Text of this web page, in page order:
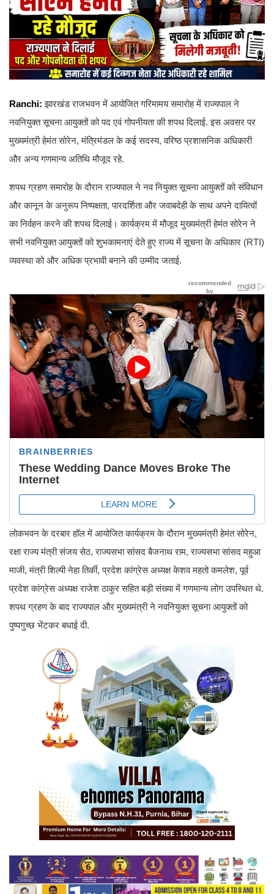
Ranchi: झारखंड राजभवन में आयोजित गरिमामय समारोह में राज्यपाल ने
नवनियुक्त सूचना आयुक्तों को पद एवं गोपनीयता की शपथ दिलाई. इस अवसर पर
मुख्यमंत्री हेमंत सोरेन, मंत्रिमंडल के कई सदस्य, वरिष्ठ प्रशासनिक अधिकारी
और अन्य गणमान्य अतिथि मौजूद रहे.
शपथ ग्रहण समारोह के दौरान राज्यपाल ने नव नियुक्त सूचना आयुक्तों को संविधान
और कानून के अनुरूप निष्पक्षता, पारदर्शिता और जवाबदेही के साथ अपने दायित्वों
का निर्वहन करने की शपथ दिलाई। कार्यक्रम में मौजूद मुख्यमंत्री हेमंत सोरेन ने
सभी नवनियुक्त आयुक्तों को शुभकामनाएं देते हुए राज्य में सूचना के अधिकार (RTI)
व्यवस्था को और अधिक प्रभावी बनाने की उम्मीद जताई.
लोकभवन के दरबार हॉल में आयोजित कार्यक्रम के दौरान मुख्यमंत्री हेमंत सोरेन,
रक्षा राज्य मंत्री संजय सेठ, राज्यसभा सांसद बैजनाथ राम, राज्यसभा सांसद महुआ
माजी, मंत्री शिल्पी नेहा तिर्की, प्रदेश कांग्रेस अध्यक्ष केशव महतो कमलेश, पूर्व
प्रदेश कांग्रेस अध्यक्ष राजेश ठाकुर सहित बड़ी संख्या में गणमान्य लोग उपस्थित थे.
शपथ ग्रहण के बाद राज्यपाल और मुख्यमंत्री ने नवनियुक्त सूचना आयुक्तों को
पुष्पगुच्छ भेंटकर बधाई दी.